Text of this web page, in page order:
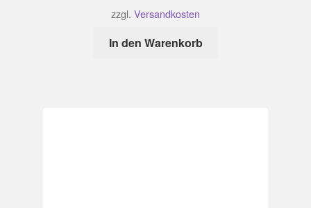
zzgl. Versandkosten
In den Warenkorb